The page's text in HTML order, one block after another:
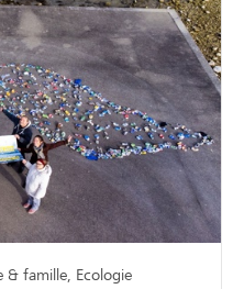
& famille, Ecologie